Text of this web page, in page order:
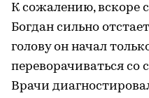
К сожалению, вскоре
Богдан сильно
голову он начал
переворачиваться со
Врачи